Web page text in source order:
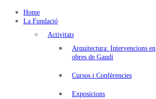
Fundació
Home
La Fundació
Activitats
Arquitectura: Intervencions en
obres de Gaudí
Cursos i Confèrencies
Exposicions